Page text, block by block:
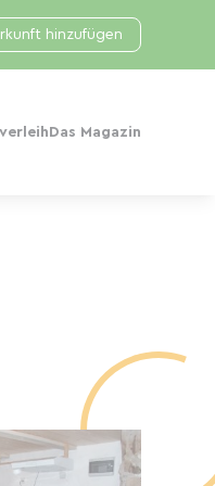
Das Magazin
hinzufügen